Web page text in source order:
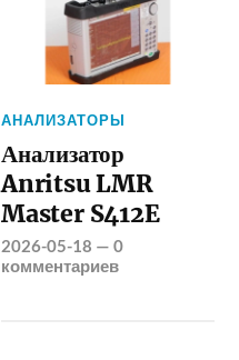
АНАЛИЗАТОРЫ
Анализатор
Anritsu LMR
Master S412E
2026-05-18 —0
комментариев